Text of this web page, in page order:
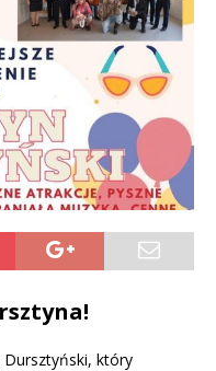
Dursztyński, który